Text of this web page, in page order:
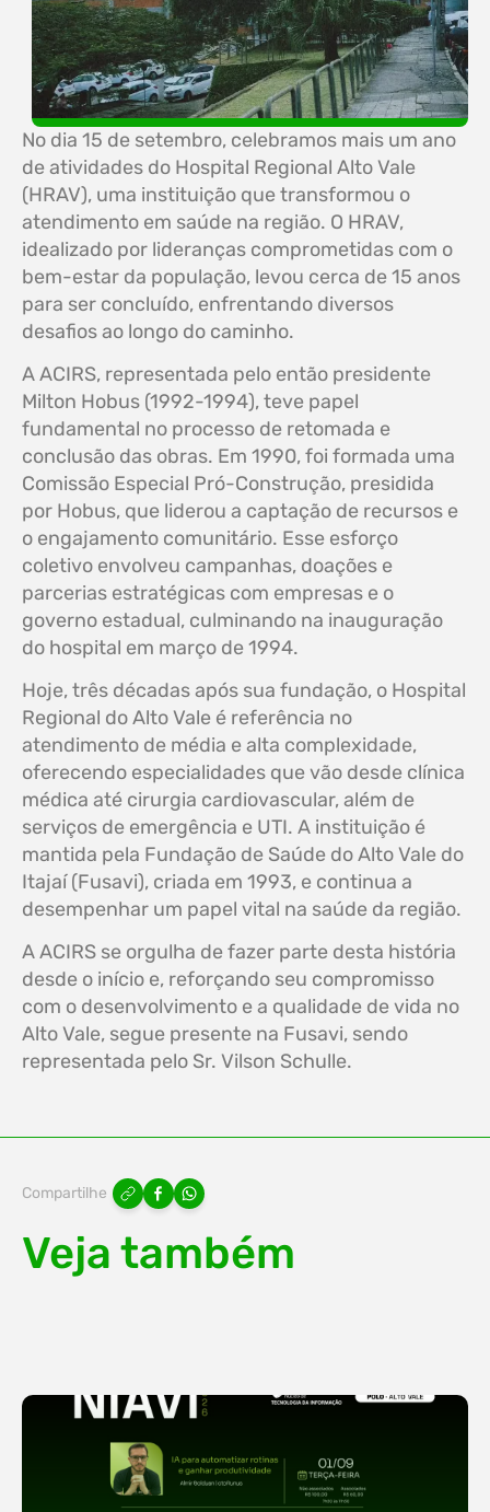
No dia 15 de setembro, celebramos mais um ano
de atividades do Hospital Regional Alto Vale
(HRAV), uma instituição que transformou o
atendimento em saúde na região. O HRAV,
idealizado por lideranças comprometidas com o
bem-estar da população, levou cerca de 15 anos
para ser concluído, enfrentando diversos
desafios ao longo do caminho.
A ACIRS, representada pelo então presidente
Milton Hobus (1992-1994), teve papel
fundamental no processo de retomada e
conclusão das obras. Em 1990, foi formada uma
Comissão Especial Pró-Construção, presidida
por Hobus, que liderou a captação de recursos e
o engajamento comunitário. Esse esforço
coletivo envolveu campanhas, doações e
parcerias estratégicas com empresas e o
governo estadual, culminando na inauguração
do hospital em março de 1994.
Hoje, três décadas após sua fundação, o Hospital
Regional do Alto Vale é referência no
atendimento de média e alta complexidade,
oferecendo especialidades que vão desde clínica
médica até cirurgia cardiovascular, além de
serviços de emergência e UTI. A instituição é
mantida pela Fundação de Saúde do Alto Vale do
Itajaí (Fusavi), criada em 1993, e continua a
desempenhar um papel vital na saúde da região.
A ACIRS se orgulha de fazer parte desta história
desde o início e, reforçando seu compromisso
com o desenvolvimento e a qualidade de vida no
Alto Vale, segue presente na Fusavi, sendo
representada pelo Sr. Vilson Schulle.
Compartilhe
Veja também